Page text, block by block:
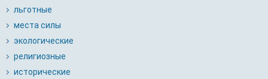
льготные
места силы
экологические
религиозные
исторические